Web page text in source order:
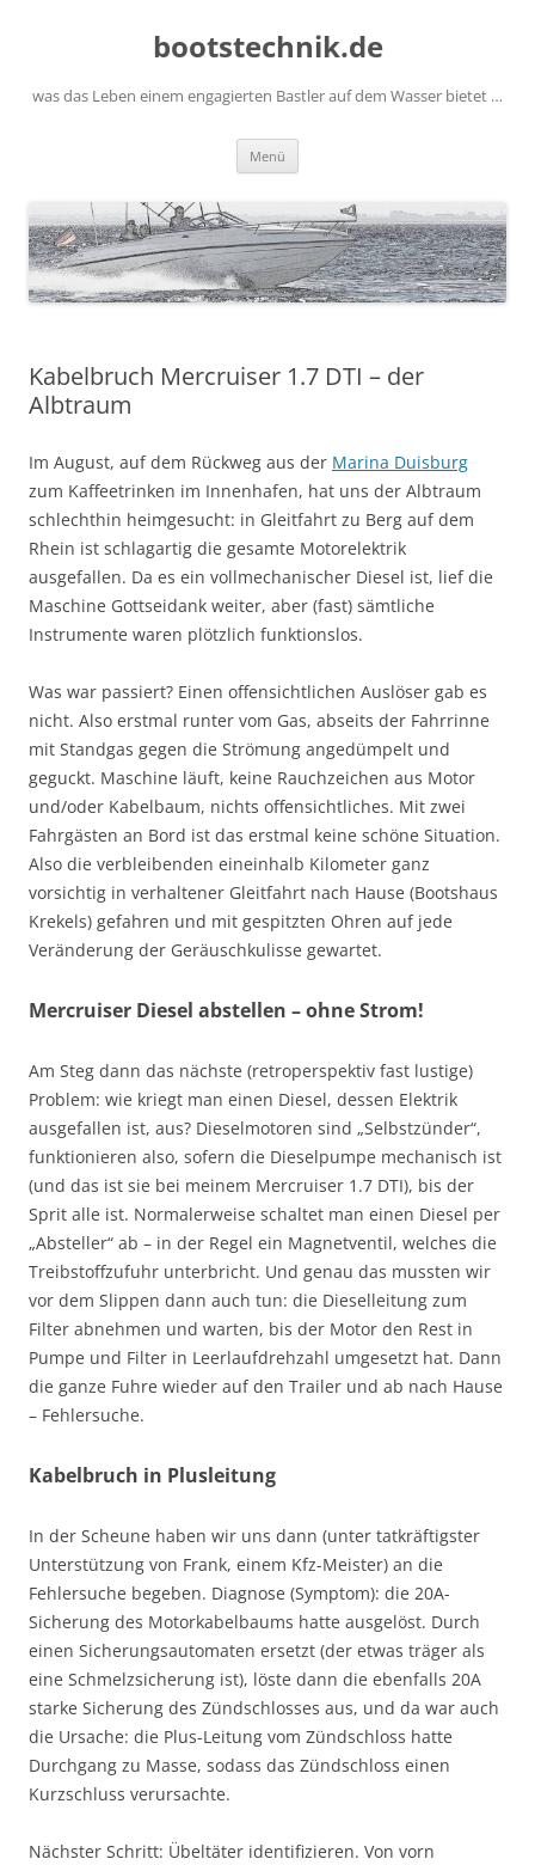
bootstechnik.de
was das Leben einem engagierten Bastler auf dem Wasser bietet …
Menü
Kabelbruch Mercruiser 1.7 DTI – der
Albtraum
Im August, auf dem Rückweg aus der Marina Duisburg
zum Kaffeetrinken im Innenhafen, hat uns der Albtraum
schlechthin heimgesucht: in Gleitfahrt zu Berg auf dem
Rhein ist schlagartig die gesamte Motorelektrik
ausgefallen. Da es ein vollmechanischer Diesel ist, lief die
Maschine Gottseidank weiter, aber (fast) sämtliche
Instrumente waren plötzlich funktionslos.
Was war passiert? Einen offensichtlichen Auslöser gab es
nicht. Also erstmal runter vom Gas, abseits der Fahrrinne
mit Standgas gegen die Strömung angedümpelt und
geguckt. Maschine läuft, keine Rauchzeichen aus Motor
und/oder Kabelbaum, nichts offensichtliches. Mit zwei
Fahrgästen an Bord ist das erstmal keine schöne Situation.
Also die verbleibenden eineinhalb Kilometer ganz
vorsichtig in verhaltener Gleitfahrt nach Hause (Bootshaus
Krekels) gefahren und mit gespitzten Ohren auf jede
Veränderung der Geräuschkulisse gewartet.
Mercruiser Diesel abstellen – ohne Strom!
Am Steg dann das nächste (retroperspektiv fast lustige)
Problem: wie kriegt man einen Diesel, dessen Elektrik
ausgefallen ist, aus? Dieselmotoren sind „Selbstzünder“,
funktionieren also, sofern die Dieselpumpe mechanisch ist
(und das ist sie bei meinem Mercruiser 1.7 DTI), bis der
Sprit alle ist. Normalerweise schaltet man einen Diesel per
„Absteller“ ab – in der Regel ein Magnetventil, welches die
Treibstoffzufuhr unterbricht. Und genau das mussten wir
vor dem Slippen dann auch tun: die Dieselleitung zum
Filter abnehmen und warten, bis der Motor den Rest in
Pumpe und Filter in Leerlaufdrehzahl umgesetzt hat. Dann
die ganze Fuhre wieder auf den Trailer und ab nach Hause
– Fehlersuche.
Kabelbruch in Plusleitung
In der Scheune haben wir uns dann (unter tatkräftigster
Unterstützung von Frank, einem Kfz-Meister) an die
Fehlersuche begeben. Diagnose (Symptom): die 20A-
Sicherung des Motorkabelbaums hatte ausgelöst. Durch
einen Sicherungsautomaten ersetzt (der etwas träger als
eine Schmelzsicherung ist), löste dann die ebenfalls 20A
starke Sicherung des Zündschlosses aus, und da war auch
die Ursache: die Plus-Leitung vom Zündschloss hatte
Durchgang zu Masse, sodass das Zündschloss einen
Kurzschluss verursachte.
Nächster Schritt: Übeltäter identifizieren. Von vorn